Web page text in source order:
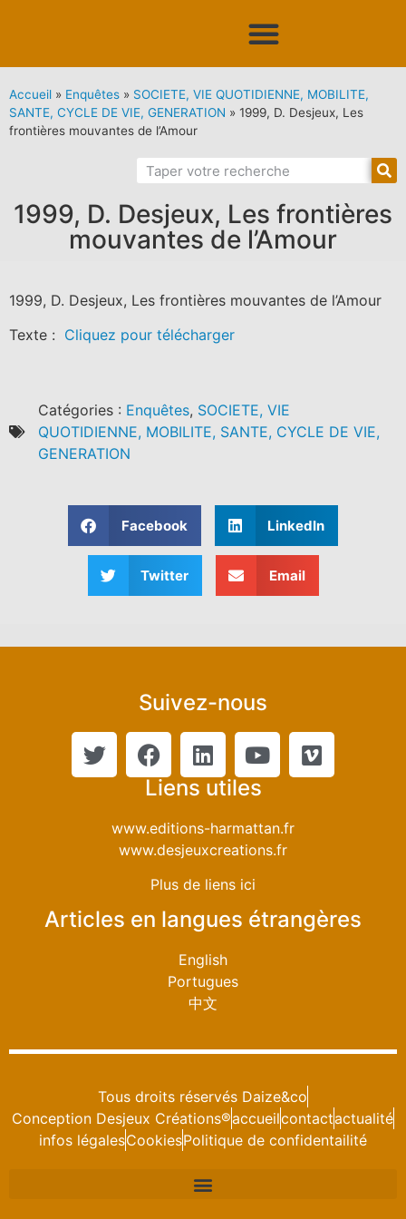
Accueil » Enquêtes » SOCIETE, VIE QUOTIDIENNE, MOBILITE,
SANTE, CYCLE DE VIE, GENERATION » 1999, D. Desjeux, Les
frontières mouvantes de l’Amour
1999, D. Desjeux, Les frontières
mouvantes de l’Amour
1999, D. Desjeux, Les frontières mouvantes de l’Amour
Texte : Cliquez pour télécharger
Catégories : Enquêtes, SOCIETE, VIE
QUOTIDIENNE, MOBILITE, SANTE, CYCLE DE VIE,
GENERATION
Facebook LinkedIn
Twitter Email
Suivez-nous
Liens utiles
www.editions-harmattan.fr
www.desjeuxcreations.fr
Plus de liens ici
Articles en langues étrangères
English
Portugues
中文
Tous droits réservés Daize&co
Conception Desjeux Créations®accueilcontactactualité
infos légalesCookiesPolitique de confidentailité